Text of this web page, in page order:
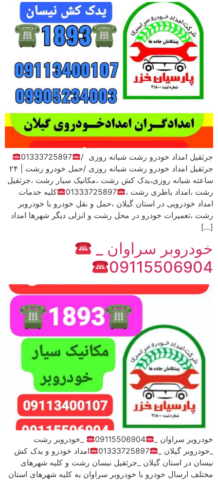
جرثقیل امداد خودرو رشت شبانه روزی /
01333725897
جرثقیل امداد خودرو رشت شبانه روزی /حمل خودرو رشت | ۲۴
ساعته شبانه روزی،یدک کش رشت ،مکانیک سیار رشت ،جرثقیل
رشت ،امداد باطری رشت ،
01333725897
کلیه خدمات
امداد خودرویی در استان گیلان ،حمل و نقل خودرو با خودروبر
رشت ،تعمیرات خودرو در محل رشت و انزلی دیگر شهرها امداد
[…]
خودروبر سراوان _
09115506904
خودروبر سراوان _ 09115506904
_خودروبر رشت
_خودروبر گیلان _
01333725897
امداد خودرو و یدک کش
نیسان در استان گیلان _جرثقیل نیسان رشت و کلیه شهرهای
مختلف ارسال خودرو با خودروبر سراوان به کلیه شهرهای استان